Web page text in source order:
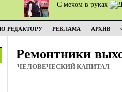
С мечом в руках
РЕДАКТОРУ РЕКЛАМА АРХИВ
Ремонтники
ЧЕЛОВЕЧЕСКИЙ КАПИТАЛ